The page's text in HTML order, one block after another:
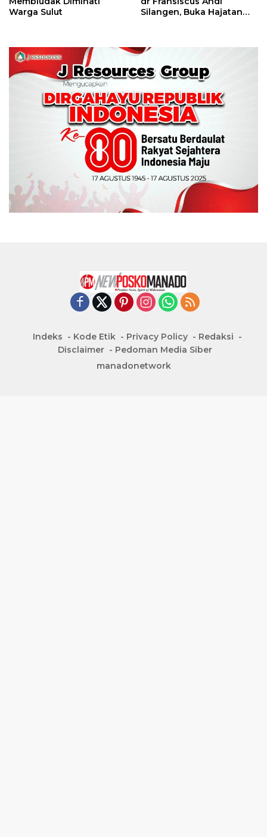
Kode Etik Privacy Policy
Disclaimer
Pedoman Media Siber
manadonetwork